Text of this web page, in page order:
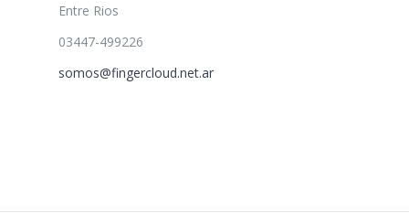
Entre Rios
03447-499226
somos@fingercloud.net.ar